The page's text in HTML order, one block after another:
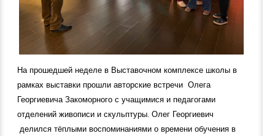
На прошедшей неделе в Выставочном комплексе школы в
рамках выставки прошли авторские встречи Олега
Георгиевича Закоморного с учащимися и педагогами
отделений живописи и скульптуры. Олег Георгиевич
делился тёплыми воспоминаниями о времени обучения в